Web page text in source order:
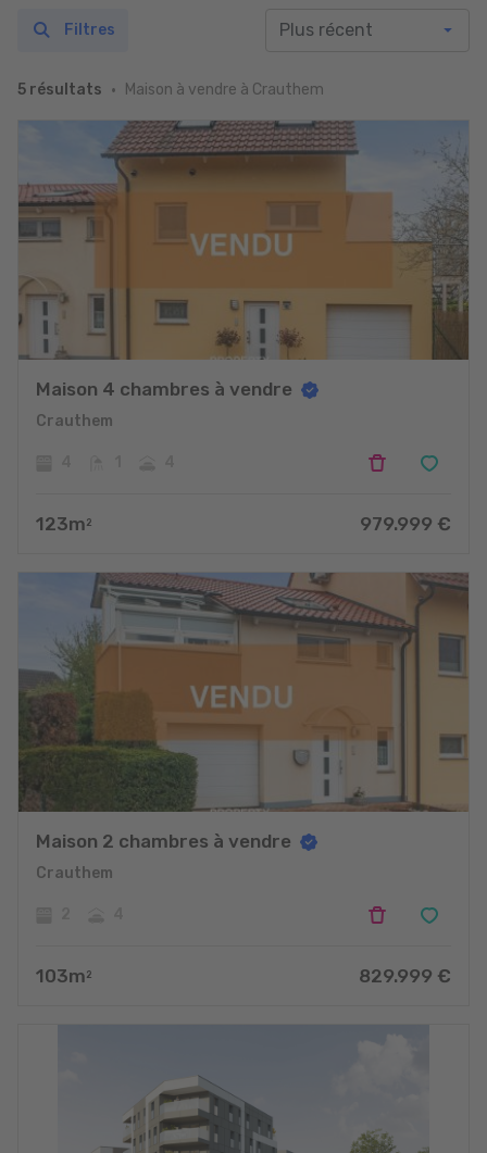
5 résultats Maison à vendre à Crauthem
Filtres
Maison 4 chambres à vendre
Crauthem
123m 2 979.999 €
Maison 2 chambres à vendre
Crauthem
103m 2 829.999 €